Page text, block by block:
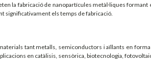
la fabricació de nanopartícules metàl·liques
significativament els temps de fabricació.
tant metalls, semiconductors i aïllants en
en catàlisis, sensòrica, biotecnologia,